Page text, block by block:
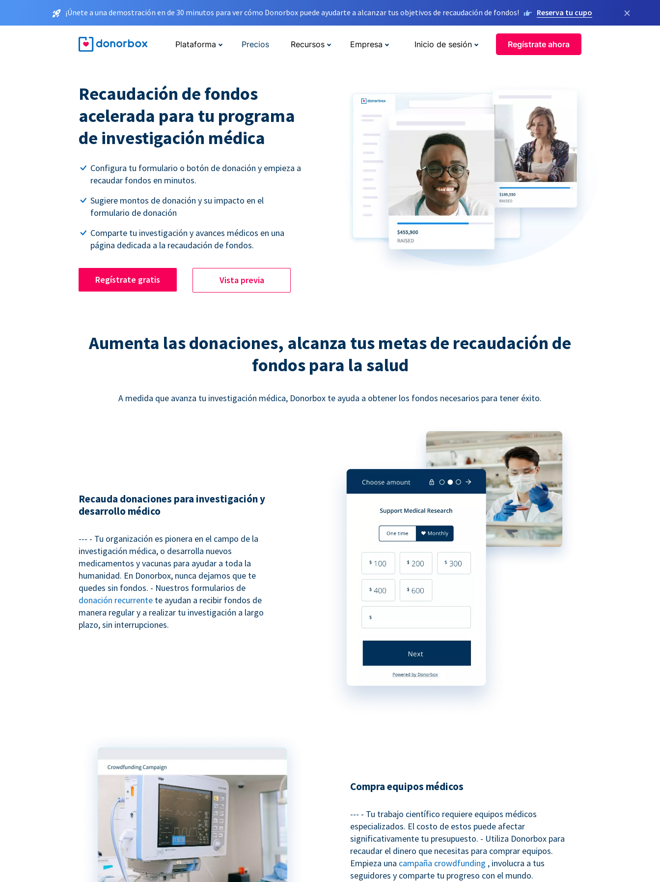
¡Únete a una demostración en de 30 minutos para ver cómo Donorbox puede ayudarte a alcanzar tus objetivos de recaudación de fondos! Reserva tu cupo ×
Plataforma Precios Recursos Empresa Inicio de sesión Regístrate ahora
Recaudación de fondos
acelerada para tu programa
de investigación médica
Configura tu formulario o botón de donación y empieza a
recaudar fondos en minutos.
Sugiere montos de donación y su impacto en el
formulario de donación
Comparte tu investigación y avances médicos en una
página dedicada a la recaudación de fondos.
Regístrate gratis Vista previa
Aumenta las donaciones, alcanza tus metas de recaudación de
fondos para la salud
A medida que avanza tu investigación médica, Donorbox te ayuda a obtener los fondos necesarios para tener éxito.
Recauda donaciones para investigación y
desarrollo médico
--- - Tu organización es pionera en el campo de la
investigación médica, o desarrolla nuevos
medicamentos y vacunas para ayudar a toda la
humanidad. En Donorbox, nunca dejamos que te
quedes sin fondos. - Nuestros formularios de
donación recurrente te ayudan a recibir fondos de
manera regular y a realizar tu investigación a largo
plazo, sin interrupciones.
Compra equipos médicos
--- - Tu trabajo científico requiere equipos médicos
especializados. El costo de estos puede afectar
significativamente tu presupuesto. - Utiliza Donorbox para
recaudar el dinero que necesitas para comprar equipos.
Empieza una campaña crowdfunding , involucra a tus
seguidores y comparte tu progreso con el mundo.